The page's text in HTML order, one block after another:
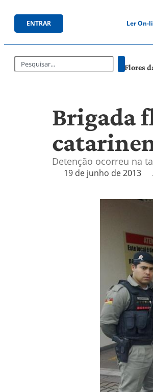
ENTRAR Ler On-
Flores
Brigada
Detenção ocorreu na
19 de junho de 2013